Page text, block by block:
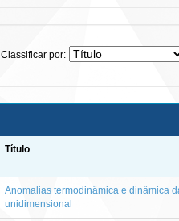
Classificar por:
Título
Anomalias termodinâmica e dinâmica
unidimensional